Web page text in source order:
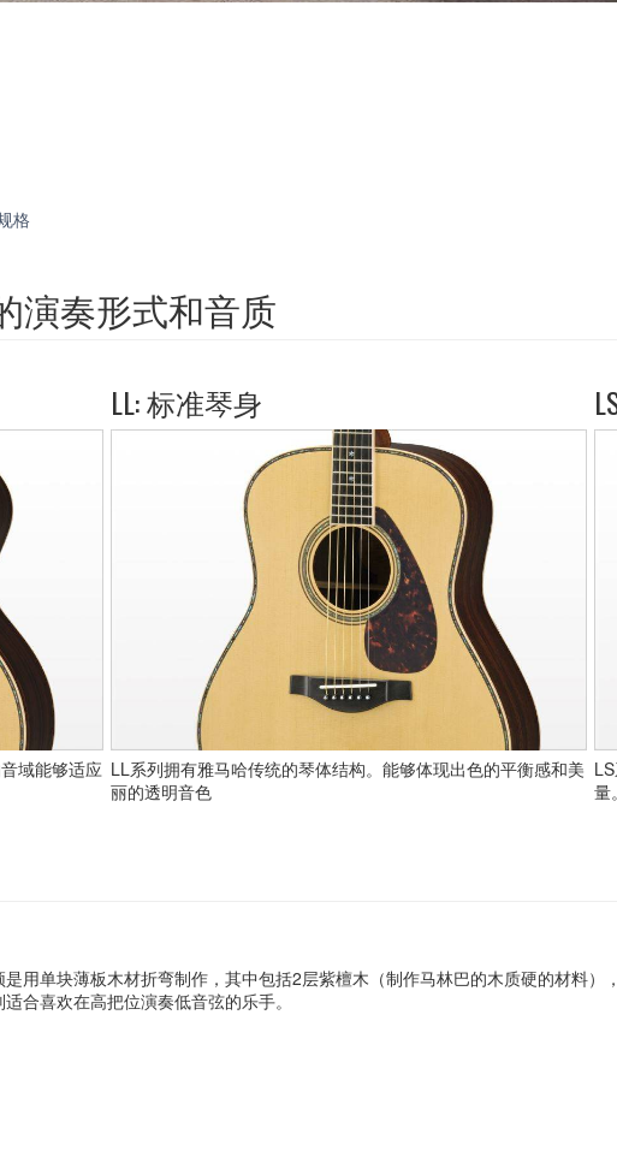
格
演奏形式和音质
域能够适应
LL: 标准琴身
LL系列拥有雅马哈传统的琴体结构。能够体现出色的平衡感和美
丽的透明音色
量。
用单块薄板木材折弯制作，其中包括2层紫檀木（制作马林巴的木质硬的材料
合喜欢在高把位演奏低音弦的乐手。